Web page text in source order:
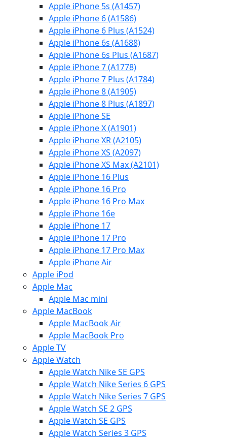
Apple iPhone 5s (A1457)
Apple iPhone 6 (A1586)
Apple iPhone 6 Plus (A1524)
Apple iPhone 6s (A1688)
Apple iPhone 6s Plus (A1687)
Apple iPhone 7 (A1778)
Apple iPhone 7 Plus (A1784)
Apple iPhone 8 (A1905)
Apple iPhone 8 Plus (A1897)
Apple iPhone SE
Apple iPhone X (A1901)
Apple iPhone XR (A2105)
Apple iPhone XS (A2097)
Apple iPhone XS Max (A2101)
Apple iPhone 16 Plus
Apple iPhone 16 Pro
Apple iPhone 16 Pro Max
Apple iPhone 16e
Apple iPhone 17
Apple iPhone 17 Pro
Apple iPhone 17 Pro Max
Apple iPhone Air
Apple iPod
Apple Mac
Apple Mac mini
Apple MacBook
Apple MacBook Air
Apple MacBook Pro
Apple TV
Apple Watch
Apple Watch Nike SE GPS
Apple Watch Nike Series 6 GPS
Apple Watch Nike Series 7 GPS
Apple Watch SE 2 GPS
Apple Watch SE GPS
Apple Watch Series 3 GPS